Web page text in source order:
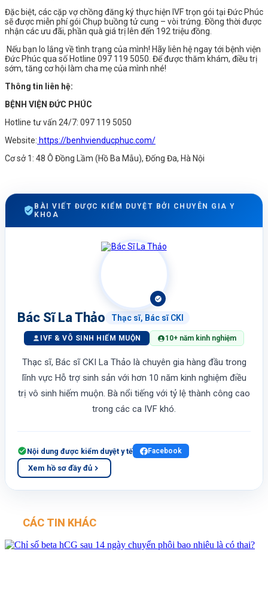
Đặc biệt, các cặp vợ chồng đăng ký thực hiện IVF trọn gói tại Đức Phúc
sẽ được miễn phí gói Chụp buồng tử cung – vòi trứng. Đồng thời được
nhận các ưu đãi, phần quà giá trị lên đến 192 triệu đồng.
Nếu bạn lo lắng về tình trạng của mình! Hãy liên hệ ngay tới bệnh viện
Đức Phúc qua số Hotline 097 119 5050. Để được thăm khám, điều trị
sớm, tăng cơ hội làm cha mẹ của mình nhé!
Thông tin liên hệ:
BỆNH VIỆN ĐỨC PHÚC
Hotline tư vấn 24/7: 097 119 5050
Website: https://benhvienducphuc.com/
Cơ sở 1: 48 Ô Đồng Lầm (Hồ Ba Mẫu), Đống Đa, Hà Nội
BÀI VIẾT ĐƯỢC KIỂM DUYỆT BỞI CHUYÊN GIA Y
KHOA
Bác Sĩ La Thảo Thạc sĩ, Bác sĩ CKI
IVF & VÔ SINH HIẾM MUỘN 10+ năm kinh nghiệm
Thạc sĩ, Bác sĩ CKI La Thảo là chuyên gia hàng đầu trong
lĩnh vực Hỗ trợ sinh sản với hơn 10 năm kinh nghiệm điều
trị vô sinh hiếm muộn. Bà nổi tiếng với tỷ lệ thành công cao
trong các ca IVF khó.
Nội dung được kiểm duyệt y tế Facebook
Xem hồ sơ đầy đủ
CÁC TIN KHÁC